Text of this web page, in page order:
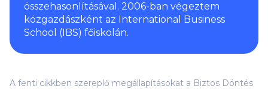
összehasonlításával. 2006-ban végeztem
közgazdászként az International Business
School (IBS) főiskolán.
A fenti cikkben szereplő megállapításokat a Biztos Döntés